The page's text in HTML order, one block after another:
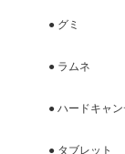
● グミ
● ラムネ
● ハードキャ
● タブレット